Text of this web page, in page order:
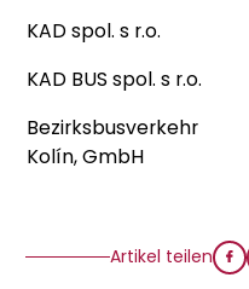
KAD spol. s r.o.
KAD BUS spol. s r.o.
Bezirksbusverkehr
Kolín, GmbH
Artikel teilen